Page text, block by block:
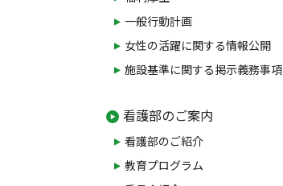
一般行動計画
女性の活躍に関する情報公開
施設基準に関する掲示義務事項
看護部のご案内
看護部のご紹介
教育プログラム